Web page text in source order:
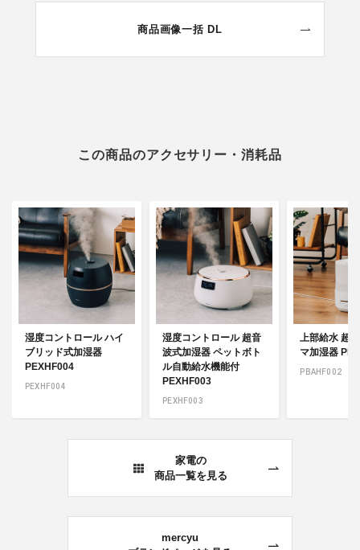
商品画像一括 DL
この商品のアクセサリー・消耗品
湿度コントロール ハイ
ブリッド式加湿器
PEXHF004
PEXHF004
湿度コントロール 超音
波式加湿器 ペットボト
ル自動給水機能付
PEXHF003
PEXHF003
上部給水 超
マ加湿器
PBAHF002
家電の
商品一覧を見る
mercyu